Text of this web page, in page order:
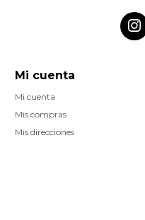

Mi cuenta
Mi cuenta
Mis compras
Mis direcciones